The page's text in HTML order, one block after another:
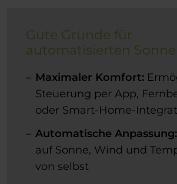
Gute Gründe für
automatisierten
Maximaler Komfort:
Steuerung per App,
oder Smart-Home-
Automatische Anpassung:
auf Sonne, Wind und
von selbst